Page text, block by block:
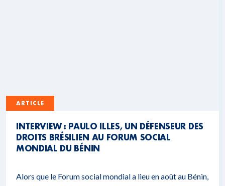
ARTICLE
INTERVIEW : PAULO ILLES, UN DÉFENSEUR DES
DROITS BRÉSILIEN AU FORUM SOCIAL
MONDIAL DU BÉNIN
Alors que le Forum social mondial a lieu en août au Bénin,